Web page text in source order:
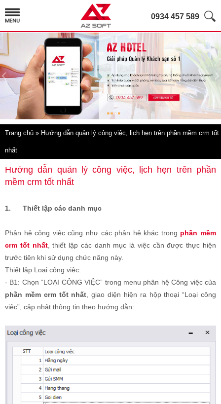
0934 457 589
Trang chủ » Hướng dẫn quản lý công việc, lịch hẹn trên phần mềm crm tốt
nhất
Hướng dẫn quản lý công việc, lịch hẹn trên phần
mềm crm tốt nhất
1. Thiết lập các danh mục
Phân hệ công việc cũng như các phân hệ khác trong phần mềm
crm tốt nhất, thiết lập các danh mục là việc cần được thực hiện
trước tiên khi sử dụng chức năng này.
Thiết lập Loại công việc:
- B1: Chọn “LOẠI CÔNG VIỆC” trong menu phân hệ Công việc của
phần mềm crm tốt nhất , giao diện hiện ra hộp thoại “Loại công
việc”, cập nhật thông tin theo hướng dẫn: